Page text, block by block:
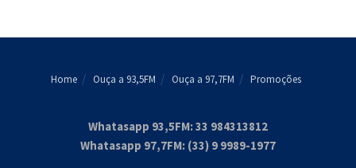
Home Ouça a 93,5FM Ouça a 97,7FM Promoções
Whatasapp 93,5FM: 33 984313812
Whatasapp 97,7FM: (33) 9 9989-1977